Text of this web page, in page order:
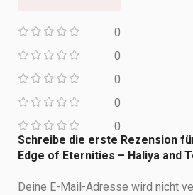
0
0
0
0
0
Schreibe die erste Rezension
Edge of Eternities – Haliya and
Deine E-Mail-Adresse wird nicht